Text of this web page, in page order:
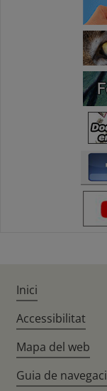
Inici
Accessibilitat
Mapa del web
Guia de